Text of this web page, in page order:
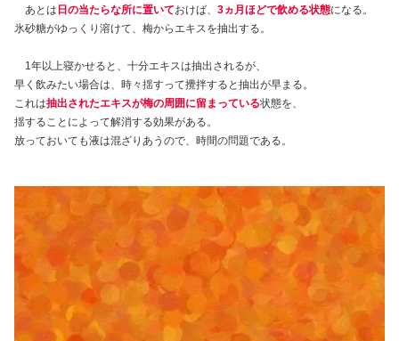
あとは 日の当たらな所に置いておけば、 3ヵ月ほどで飲める状態になる。
氷砂糖がゆっくり溶けて、梅からエキスを抽出する。
1年以上寝かせると、十分エキスは抽出されるが、
早く飲みたい場合は、時々揺すって攪拌すると抽出が早まる。
これは抽出されたエキスが梅の周囲に留まっている状態を、
揺することによって解消する効果がある。
放っておいても液は混ざりあうので、時間の問題である。